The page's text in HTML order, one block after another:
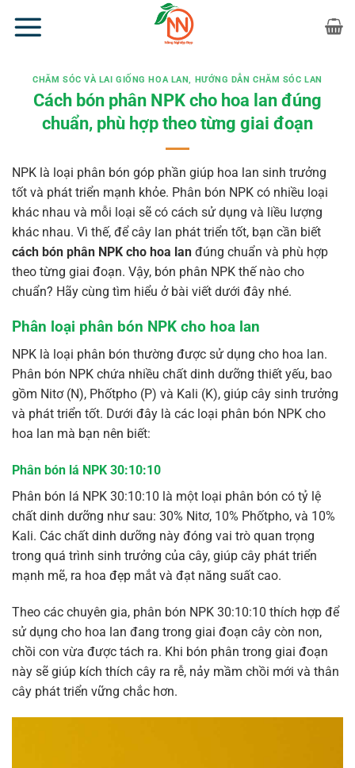
qua
CHĂM SÓC VÀ LAI GIỐNG HOA LAN, HƯỚNG DẪN CHĂM SÓC LAN
Cách bón phân NPK cho hoa lan đúng
chuẩn, phù hợp theo từng giai đoạn
NPK là loại phân bón góp phần giúp hoa lan sinh trưởng
tốt và phát triển mạnh khỏe. Phân bón NPK có nhiều loại
khác nhau và mỗi loại sẽ có cách sử dụng và liều lượng
khác nhau. Vì thế, để cây lan phát triển tốt, bạn cần biết
cách bón phân NPK cho hoa lan đúng chuẩn và phù hợp
theo từng giai đoạn. Vậy, bón phân NPK thế nào cho
chuẩn? Hãy cùng tìm hiểu ở bài viết dưới đây nhé.
Phân loại phân bón NPK cho hoa lan
NPK là loại phân bón thường được sử dụng cho hoa lan.
Phân bón NPK chứa nhiều chất dinh dưỡng thiết yếu, bao
gồm Nitơ (N), Phốtpho (P) và Kali (K), giúp cây sinh trưởng
và phát triển tốt. Dưới đây là các loại phân bón NPK cho
hoa lan mà bạn nên biết:
Phân bón lá NPK 30:10:10
Phân bón lá NPK 30:10:10 là một loại phân bón có tỷ lệ
chất dinh dưỡng như sau: 30% Nitơ, 10% Phốtpho, và 10%
Kali. Các chất dinh dưỡng này đóng vai trò quan trọng
trong quá trình sinh trưởng của cây, giúp cây phát triển
mạnh mẽ, ra hoa đẹp mắt và đạt năng suất cao.
Theo các chuyên gia, phân bón NPK 30:10:10 thích hợp để
sử dụng cho hoa lan đang trong giai đoạn cây còn non,
chồi con vừa được tách ra. Khi bón phân trong giai đoạn
này sẽ giúp kích thích cây ra rễ, nảy mầm chồi mới và thân
cây phát triển vững chắc hơn.